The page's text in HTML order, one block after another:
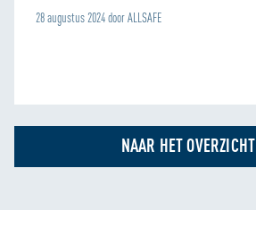
28 augustus 2024 door ALLSAFE
NAAR HET OVERZICHT